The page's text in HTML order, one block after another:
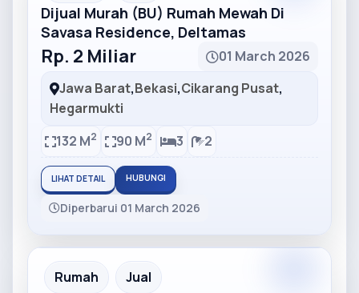
Dijual Murah (BU) Rumah Mewah Di
Savasa Residence, Deltamas
Rp. 2 Miliar
01 March 2026
Jawa Barat,Bekasi,Cikarang Pusat,
Hegarmukti
132 M2 90 M2 3 2
LIHAT DETAIL HUBUNGI
Diperbarui 01 March 2026
Partner Ad
Rumah Jual